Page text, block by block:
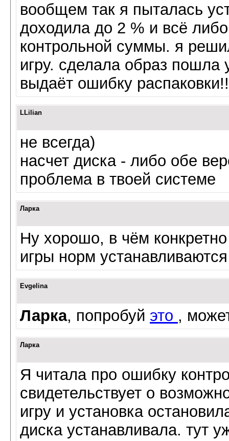
вообщем так я пыталась
доходила до 2 % и всё
контрольной суммы. я
игру. сделала образ пошла
выдаёт ошибку
LLilian
не всегда)
насчет диска - либо обе
проблема в твоей системе
Ларка
Ну хорошо, в чём
игры норм
Evgelina
Ларка, попробуй это ,
Ларка
Я читала про ошибку
свидетельствует о
игру и установка
диска устанавливала. тут